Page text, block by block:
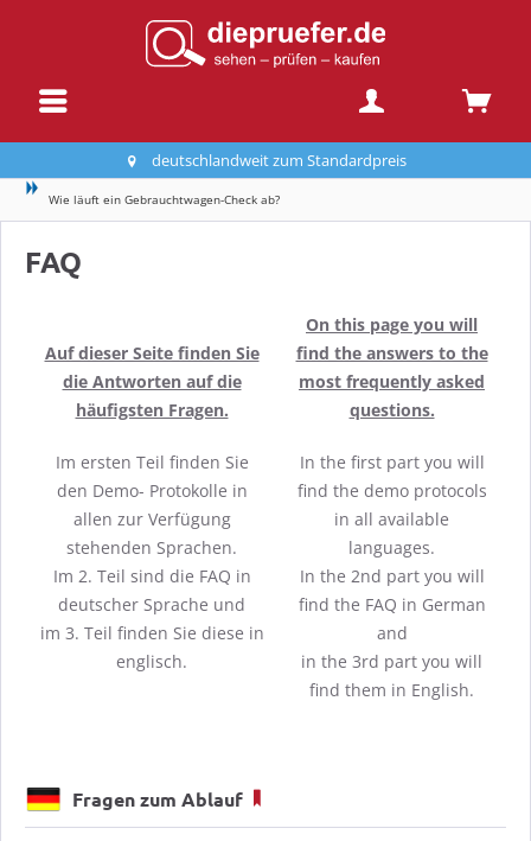
deutschlandweit zum Standardpreis
Wie läuft ein Gebrauchtwagen-Check ab?
FAQ
Auf dieser Seite finden Sie
die Antworten auf die
häufigsten Fragen.
Im ersten Teil finden Sie
den Demo- Protokolle in
allen zur Verfügung
stehenden Sprachen.
Im 2. Teil sind die FAQ in
deutscher Sprache und
im 3. Teil finden Sie diese in
englisch.
On this page you will
find the answers to the
most frequently asked
questions.
In the first part you will
find the demo protocols
in all available
languages.
In the 2nd part you will
find the FAQ in German
and
in the 3rd part you will
find them in English.
Fragen zum Ablauf